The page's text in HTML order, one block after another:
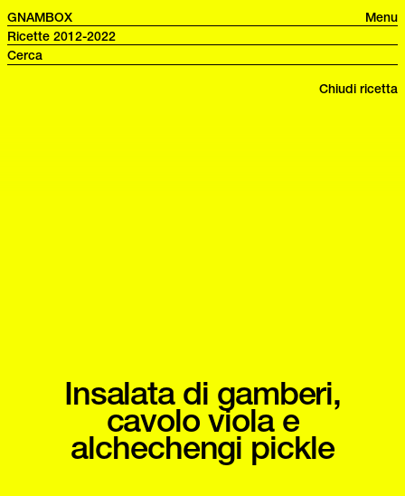
GNAMBOX
Menu
Ricette 2012-2022
Chiudi ricetta
Insalata di gamberi,
cavolo viola e
alchechengi pickle